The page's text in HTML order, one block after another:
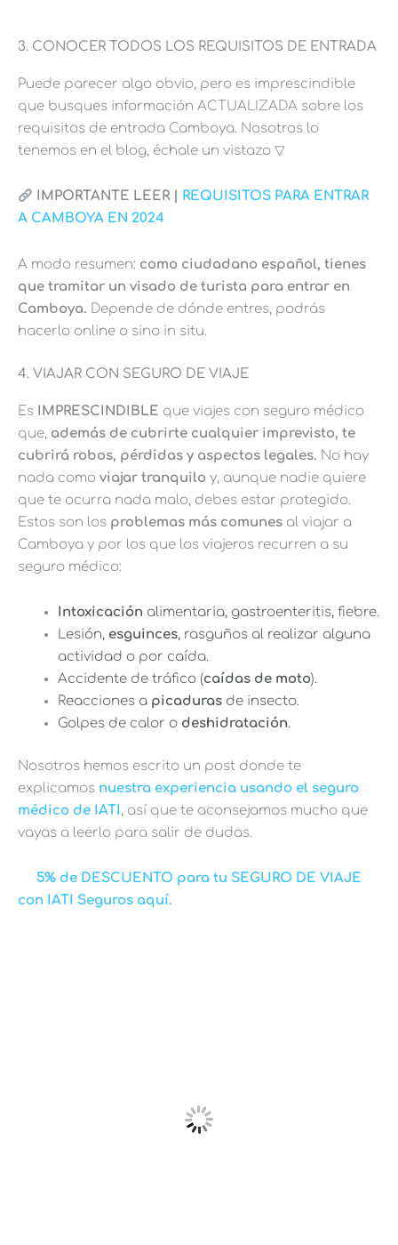
3. CONOCER TODOS LOS REQUISITOS DE ENTRADA
Puede parecer algo obvio, pero es imprescindible
que busques información ACTUALIZADA sobre los
requisitos de entrada Camboya. Nosotros lo
tenemos en el blog, échale un vistazo ▽
IMPORTANTE LEER |
REQUISITOS PARA ENTRAR
A CAMBOYA EN 2024
A modo resumen: como ciudadano español, tienes
que tramitar un visado de turista para entrar en
Camboya. Depende de dónde entres, podrás
hacerlo online o sino in situ.
4. VIAJAR CON SEGURO DE VIAJE
Es IMPRESCINDIBLE que viajes con seguro médico
que, además de cubrirte cualquier imprevisto, te
cubrirá robos, pérdidas y aspectos legales. No hay
nada como viajar tranquilo y, aunque nadie quiere
que te ocurra nada malo, debes estar protegido.
Estos son los problemas más comunes al viajar a
Camboya y por los que los viajeros recurren a su
seguro médico:
Intoxicación alimentaria, gastroenteritis, fiebre.
Lesión, esguinces, rasguños al realizar alguna
actividad o por caída.
Accidente de tráfico (caídas de moto).
Reacciones a picaduras de insecto.
Golpes de calor o deshidratación.
Nosotros hemos escrito un post donde te
explicamos nuestra experiencia usando el seguro
médico de IATI, así que te aconsejamos mucho que
vayas a leerlo para salir de dudas.
5% de DESCUENTO para tu SEGURO DE VIAJE
con IATI Seguros aquí.